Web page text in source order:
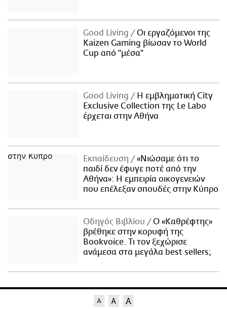
Good Living
Οι εργαζόμενοι της
Kaizen Gaming βίωσαν το World
Cup από "μέσα"
Good Living
Η εμβληματική City
Exclusive Collection της Le Labo
έρχεται στην Αθήνα
Εκπαίδευση
«Νιώσαμε ότι το
παιδί δεν έφυγε ποτέ από την
Αθήνα»: Η εμπειρία οικογενειών
που επέλεξαν σπουδές στην Κύπρο
Οδηγός Βιβλίου
Ο «Καθρέφτης»
βρέθηκε στην κορυφή της
Bookvoice. Τι τον ξεχώρισε
ανάμεσα στα μεγάλα best sellers;